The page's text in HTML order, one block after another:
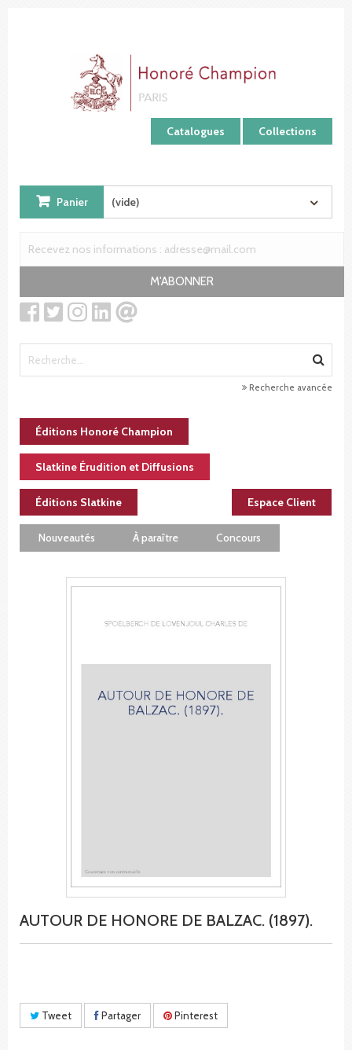
Catalogues Collections
Panier (vide)
M'ABONNER
Recherche avancée
Éditions Honoré Champion
Slatkine Érudition et Diffusions
Éditions Slatkine Espace Client
Nouveautés À paraître Concours
AUTOUR DE HONORE DE BALZAC. (1897).
Tweet Partager Pinterest